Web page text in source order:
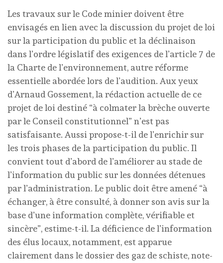
Les travaux sur le Code minier doivent être
envisagés en lien avec la discussion du projet de loi
sur la participation du public et la déclinaison
dans l’ordre législatif des exigences de l’article 7 de
la Charte de l’environnement, autre réforme
essentielle abordée lors de l’audition. Aux yeux
d’Arnaud Gossement, la rédaction actuelle de ce
projet de loi destiné “à colmater la brèche ouverte
par le Conseil constitutionnel” n’est pas
satisfaisante. Aussi propose-t-il de l’enrichir sur
les trois phases de la participation du public. Il
convient tout d’abord de l’améliorer au stade de
l’information du public sur les données détenues
par l’administration. Le public doit être amené “à
échanger, à être consulté, à donner son avis sur la
base d’une information complète, vérifiable et
sincère”, estime-t-il. La déficience de l’information
des élus locaux, notamment, est apparue
clairement dans le dossier des gaz de schiste, note-